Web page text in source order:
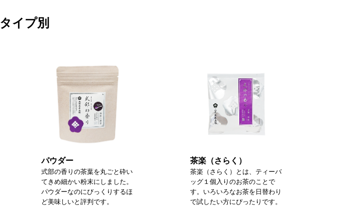
タイプ別
パウダー
式部の香りの茶葉を丸ごと砕い
てきめ細かい粉末にしました。
パウダーなのにびっくりするほ
ど美味しいと評判です。
茶楽（さらく）
茶楽（さらく）とは、ティーバ
ッグ１個入りのお茶のことで
す。いろいろなお茶を日替わり
で試したい方にぴったりです。